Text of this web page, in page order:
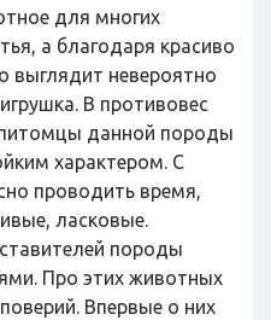
для многих
а благодаря красиво
выглядит невероятно
В противовес
данной породы
характером. С
проводить время,
ласковые.
породы
Про этих животных
Впервые о них